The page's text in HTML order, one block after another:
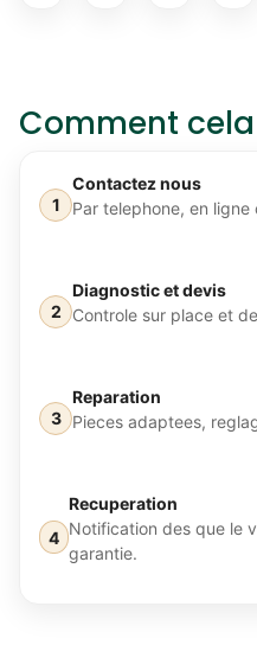
Comment
Contactez nous
Par telephone, en
Diagnostic et devis
Controle sur place et
Reparation
Pieces adaptees,
Recuperation
Notification des que le
garantie.